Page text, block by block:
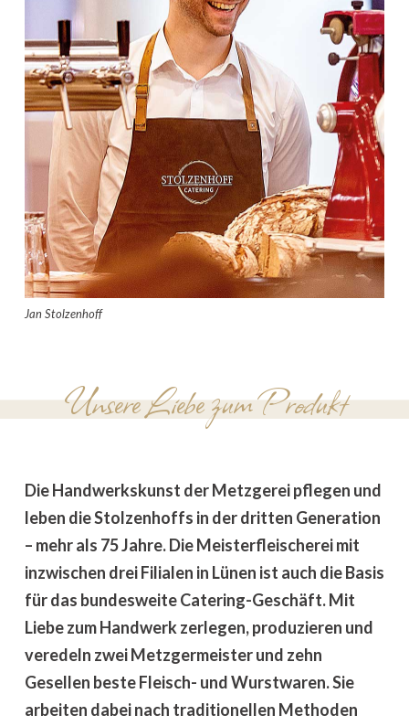
Jan Stolzenhoff
Unsere Liebe zum Produkt
Die Handwerkskunst der Metzgerei pflegen und
leben die Stolzenhoffs in der dritten Generation
– mehr als 75 Jahre. Die Meisterfleischerei mit
inzwischen drei Filialen in Lünen ist auch die Basis
für das bundesweite Catering-Geschäft. Mit
Liebe zum Handwerk zerlegen, produzieren und
veredeln zwei Metzgermeister und zehn
Gesellen beste Fleisch- und Wurstwaren. Sie
arbeiten dabei nach traditionellen Methoden